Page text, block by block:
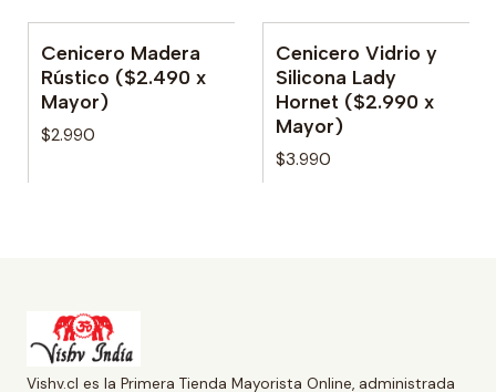
No disponible
Cenicero Madera
Rústico ($2.490 x
Mayor)
$2.990
Cenicero Vidrio y
Silicona Lady
Hornet ($2.990 x
Mayor)
$3.990
Vishv.cl es la Primera Tienda Mayorista Online, administrada